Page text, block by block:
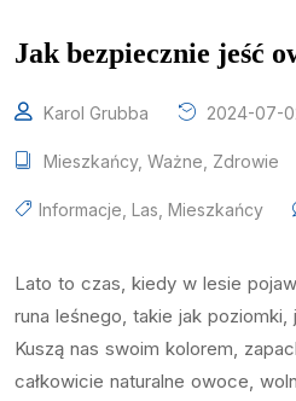
Jak bezpiecznie jeść
Karol Grubba 2024-07-
Mieszkańcy, Ważne Zdrowie
Informacje Las Mieszkańcy
Lato to czas, kiedy w lesie
runa leśnego, takie jak poziomki,
Kuszą nas swoim kolorem,
całkowicie naturalne owoce,